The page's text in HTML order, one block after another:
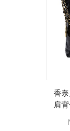
香
肩
黑
證明